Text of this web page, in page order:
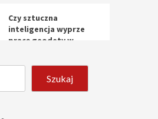
Czy sztuczna
inteligencja wyprze
pracę geodety w
Tworzenie aplikacji
internetowych – jak
Szukaj